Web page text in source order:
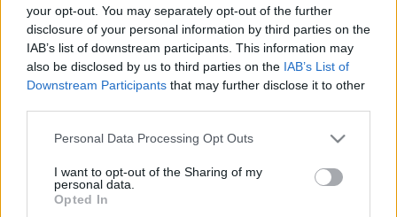
your opt-out. You may separately opt-out of the further
disclosure of your personal information by third parties on the
IAB’s list of downstream participants. This information may
also be disclosed by us to third parties on the IAB’s List of
Downstream Participants that may further disclose it to other
Please note that this website/app uses one or more Google
not limited to your visit or usage behaviour. You may click to
grant or deny consent to Google and its third-party tags to
use your data for below specified purposes in below Google
Personal Data Processing Opt Outs
I want to opt-out of the Sharing of my
personal data.
Opted In
Ital
Ital